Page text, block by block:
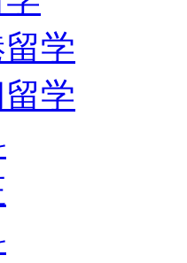
学
学